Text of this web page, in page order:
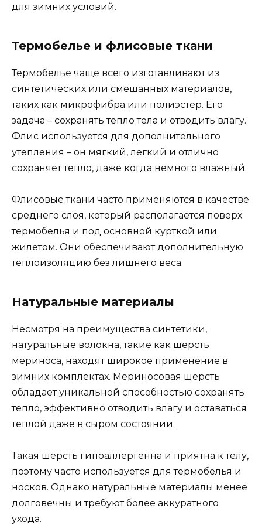
для зимних условий.
Термобелье и флисовые ткани
Термобелье чаще всего изготавливают из
синтетических или смешанных материалов,
таких как микрофибра или полиэстер. Его
задача – сохранять тепло тела и отводить влагу.
Флис используется для дополнительного
утепления – он мягкий, легкий и отлично
сохраняет тепло, даже когда немного влажный.
Флисовые ткани часто применяются в качестве
среднего слоя, который располагается поверх
термобелья и под основной курткой или
жилетом. Они обеспечивают дополнительную
теплоизоляцию без лишнего веса.
Натуральные материалы
Несмотря на преимущества синтетики,
натуральные волокна, такие как шерсть
мериноса, находят широкое применение в
зимних комплектах. Мериносовая шерсть
обладает уникальной способностью сохранять
тепло, эффективно отводить влагу и оставаться
теплой даже в сыром состоянии.
Такая шерсть гипоаллергенна и приятна к телу,
поэтому часто используется для термобелья и
носков. Однако натуральные материалы менее
долговечны и требуют более аккуратного
ухода.